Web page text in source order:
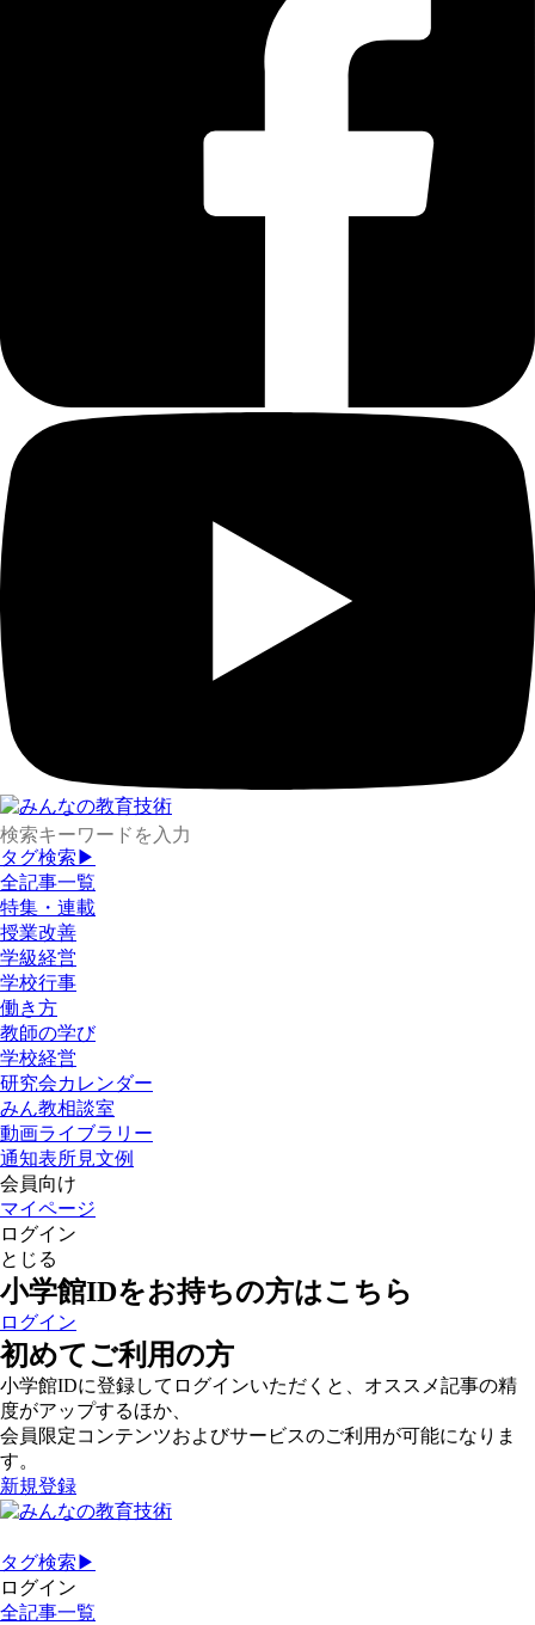
タグ検索▶
全記事一覧
特集・連載
授業改善
学級経営
学校行事
働き方
教師の学び
学校経営
研究会カレンダー
みん教相談室
動画ライブラリー
通知表所見文例
会員向け
マイページ
ログイン
とじる
小学館IDをお持ちの方はこちら
ログイン
初めてご利用の方
小学館IDに登録してログインいただくと、オススメ記事の精
度がアップするほか、
会員限定コンテンツおよびサービスのご利用が可能になりま
す。
新規登録
タグ検索▶
ログイン
全記事一覧